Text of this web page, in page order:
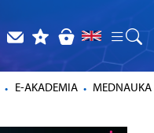
E-AKADEMIA MEDNAUKA